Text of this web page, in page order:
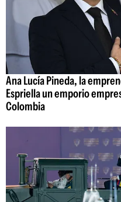
Ana Lucía Pineda, la
Espriella un emporio
Colombia